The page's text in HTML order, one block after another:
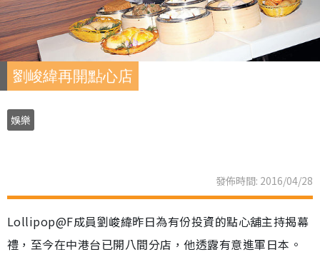
劉峻緯再開點心店
娛樂
發佈時間: 2016/04/28
Lollipop@F成員劉峻緯昨日為有份投資的點心舖主持揭幕
禮，至今在中港台已開八間分店，他透露有意進軍日本。